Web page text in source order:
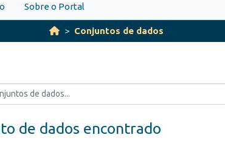
Sobre o Portal
Conjuntos de dados
de dados encontrado